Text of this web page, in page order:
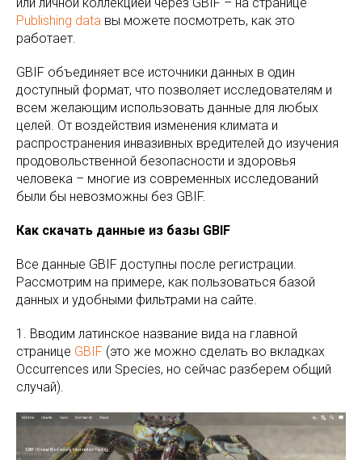
или личной коллекцией через GBIF – на странице
Publishing data вы можете посмотреть, как это
работает.
GBIF объединяет все источники данных в один
доступный формат, что позволяет исследователям и
всем желающим использовать данные для любых
целей. От воздействия изменения климата и
распространения инвазивных вредителей до изучения
продовольственной безопасности и здоровья
человека – многие из современных исследований
были бы невозможны без GBIF.
Как скачать данные из базы GBIF
Все данные GBIF доступны после регистрации.
Рассмотрим на примере, как пользоваться базой
данных и удобными фильтрами на сайте.
1. Вводим латинское название вида на главной
странице GBIF (это же можно сделать во вкладках
Occurrences или Species, но сейчас разберем общий
случай).